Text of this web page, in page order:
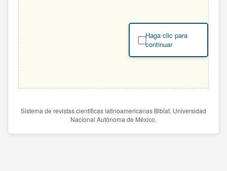
Haga clic para
continuar
Sistema de revistas científicas latinoamericanas Biblat. Universidad
Nacional Autónoma de México.